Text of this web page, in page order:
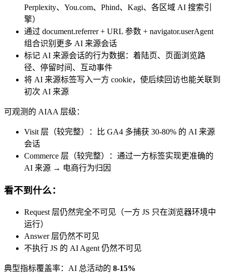
Perplexity、You.com、Phind、Kagi、各区域 AI 搜索引
擎）
通过 document.referrer + URL 参数 + navigator.userAgent
组合识别更多 AI 来源会话
标记 AI 来源会话的行为数据：着陆页、页面浏览路
径、停留时间、互动事件
将 AI 来源标签写入一方 cookie，使后续回访也能关联到
初次 AI 来源
可观测的 AIAA 层级：
Visit 层（较完整）：比 GA4 多捕获 30-80% 的 AI 来源
会话
Commerce 层（较完整）：通过一方标签实现更准确的
AI 来源 → 电商行为归因
看不到什么：
Request 层仍然完全不可见（一方 JS 只在浏览器环境中
运行）
Answer 层仍然不可见
不执行 JS 的 AI Agent 仍然不可见
典型指标覆盖率：AI 总活动的 8-15%